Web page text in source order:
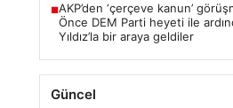
■AKP’den ‘çerçeve kanun’
Önce DEM Parti heyeti ile
Yıldız’la bir araya geldiler
Güncel